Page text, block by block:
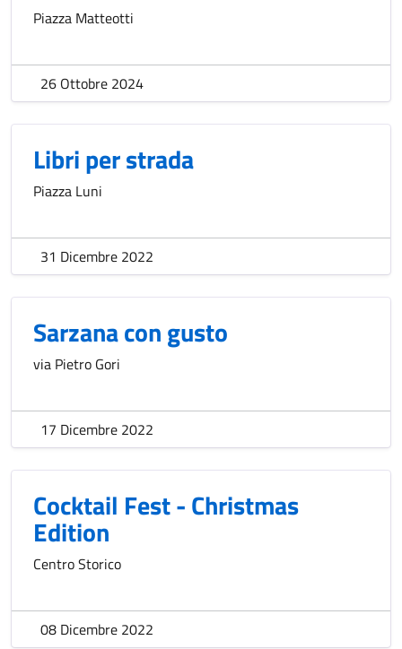
Piazza Matteotti
26 Ottobre 2024
Libri per strada
Piazza Luni
31 Dicembre 2022
Sarzana con gusto
via Pietro Gori
17 Dicembre 2022
Cocktail Fest - Christmas
Edition
Centro Storico
08 Dicembre 2022